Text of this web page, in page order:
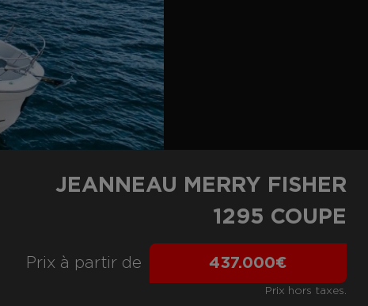
JEANNEAU MERRY FISHER
1295 COUPE
Prix ​​à partir de 437.000€
Prix hors taxes.